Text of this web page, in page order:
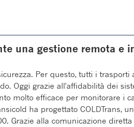
una gestione remota e
Per questo, tutti i trasporti
Oggi grazie all'affidabilità dei
molto efficace per monitorare i
ha progettato COLDTrans,
Grazie alla comunicazione diretta